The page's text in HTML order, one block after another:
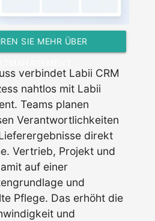
SIE MEHR ÜBER
verbindet Labii CRM
nahtlos mit Labii
Teams planen
Verantwortlichkeiten
direkt
Vertrieb, Projekt und
auf einer
und
Pflege. Das erhöht die
und